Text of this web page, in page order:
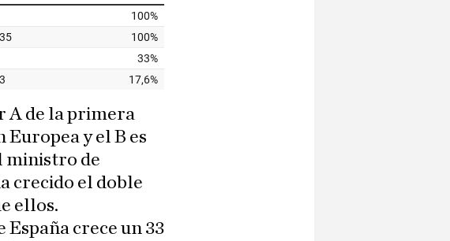
A de la primera
y el B es
ministro de
crecido el doble
ellos.
España crece un 33